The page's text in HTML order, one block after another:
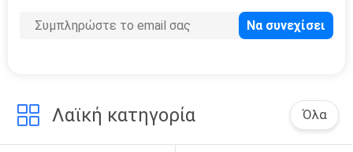
Λαϊκή κατηγορία Όλα